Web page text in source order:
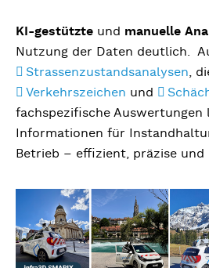
KI-gestützte und manuelle
Nutzung der Daten deutlich.
Strassenzustandsanalysen,
Verkehrszeichen und
fachspezifische Auswertungen
Informationen für
Betrieb – effizient, präzise und